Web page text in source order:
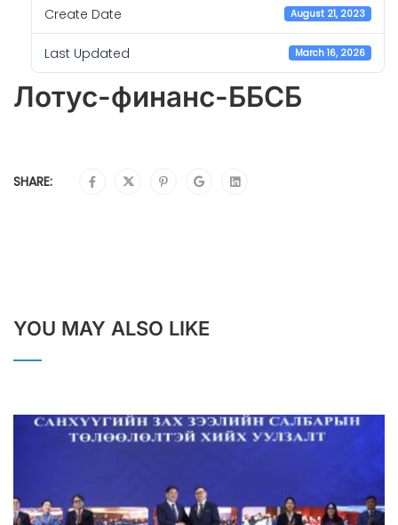
Create Date August 21, 2023
Last Updated March 16, 2026
Лотус-финанс-ББСБ
SHARE:
YOU MAY ALSO LIKE